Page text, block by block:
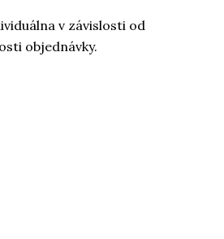
v závislosti od
objednávky.